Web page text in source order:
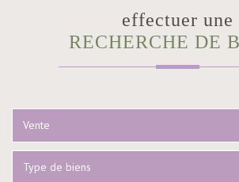
effectuer une
RECHERCHE DE
Vente
Type de biens